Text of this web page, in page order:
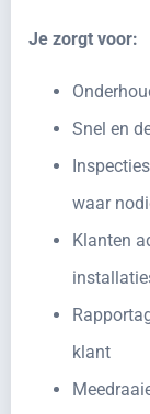
Je zorgt voor:
Snel en
waar
Klanten
klant